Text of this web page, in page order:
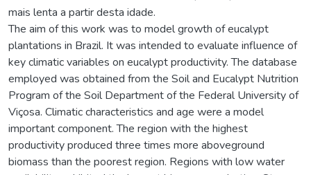
mais lenta a partir desta idade.
The aim of this work was to model growth of eucalypt
plantations in Brazil. It was intended to evaluate influence of
key climatic variables on eucalypt productivity. The database
employed was obtained from the Soil and Eucalypt Nutrition
Program of the Soil Department of the Federal University of
Viçosa. Climatic characteristics and age were a model
important component. The region with the highest
productivity produced three times more aboveground
biomass than the poorest region. Regions with low water